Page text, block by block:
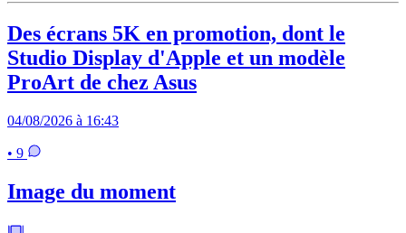
Des écrans 5K en promotion, dont le
Studio Display d'Apple et un modèle
ProArt de chez Asus
04/08/2026 à 16:43
• 9
Image du moment